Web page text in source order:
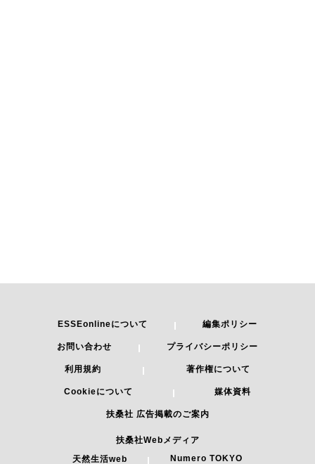
ESSEonlineについて 編集ポリシー
お問い合わせ プライバシーポリシー
利用規約 著作権について
Cookieについて 媒体資料
扶桑社 広告掲載のご案内
扶桑社Webメディア
天然生活web
Numero TOKYO